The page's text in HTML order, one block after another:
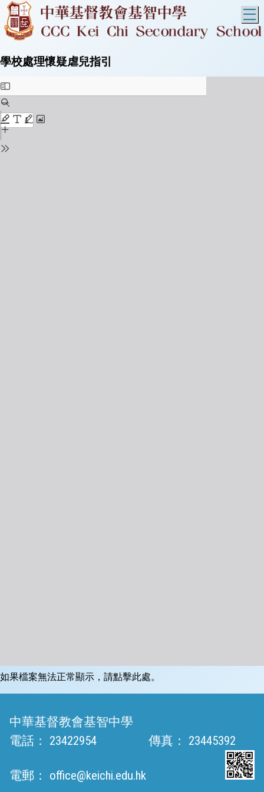
學校處理懷疑虐兒指引
如果檔案無法正常顯示，請點擊此處。
中華基督教會基智中學
電話：
23422954 傳真： 23445392
電郵： office@keichi.edu.hk